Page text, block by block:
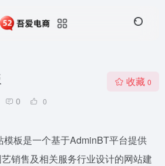
0 0
收藏 0
模板是一个基于AdminBT平台提供
销售及相关服务行业设计的网站建